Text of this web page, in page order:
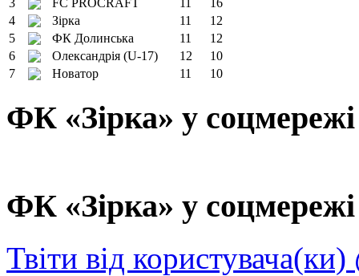
4
Зірка 11
12
5
ФК Долинська 11
12
6
Олександрія (U-17) 12
10
7
Новатор 11 10
ФК «Зірка» у
ФК «Зірка» у
Твіти від